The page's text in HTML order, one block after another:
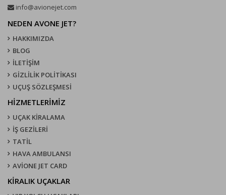
info@avionejet.com
NEDEN AVONE JET?
HAKKIMIZDA
BLOG
İLETİŞİM
GİZLİLİK POLİTİKASI
UÇUŞ SÖZLEŞMESI
HİZMETLERİMİZ
UÇAK KIRALAMA
İŞ GEZİLERİ
TATİL
HAVA AMBULANSI
AVİONE JET CARD
KIRALIK UÇAKLAR